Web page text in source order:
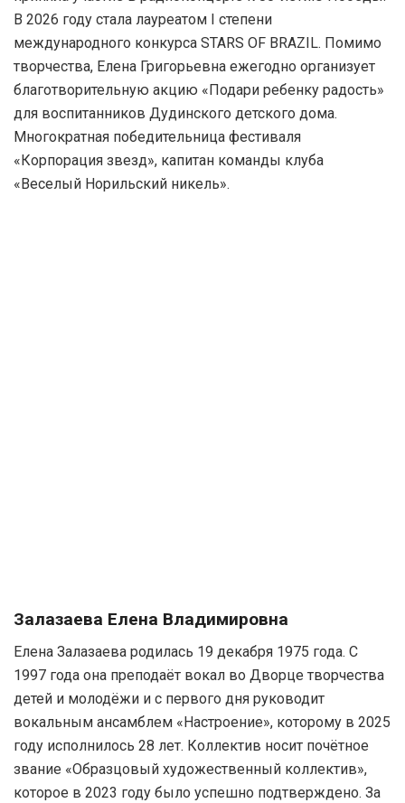
В 2026 году стала лауреатом I степени
международного конкурса STARS OF BRAZIL. Помимо
творчества, Елена Григорьевна ежегодно организует
благотворительную акцию «Подари ребенку радость»
для воспитанников Дудинского детского дома.
Многократная победительница фестиваля
«Корпорация звезд», капитан команды клуба
«Веселый Норильский никель».
Залазаева Елена Владимировна
Елена Залазаева родилась 19 декабря 1975 года. С
1997 года она преподаёт вокал во Дворце творчества
детей и молодёжи и с первого дня руководит
вокальным ансамблем «Настроение», которому в 2025
году исполнилось 28 лет. Коллектив носит почётное
звание «Образцовый художественный коллектив»,
которое в 2023 году было успешно подтверждено. За